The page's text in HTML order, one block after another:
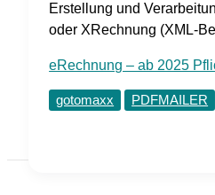
Erstellung und
oder XRechnung (XML-
eRechnung – ab 2025
gotomaxx PDFMAILER